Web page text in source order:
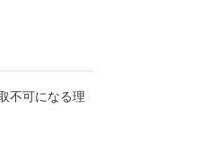
不可になる理